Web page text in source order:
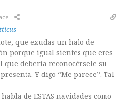
que exudas un halo de
porque igual sientes que eres
debería reconocérsele su
Y digo “Me parece”. Tal
de ESTAS navidades como